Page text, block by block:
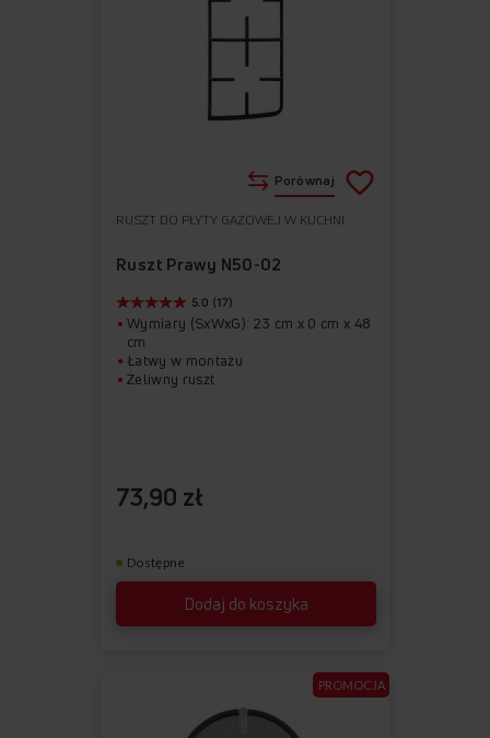
RUSZT DO PŁYTY GAZOWEJ W KUCHNI
Ruszt Prawy N50-02
Dodaj do koszyka
5.0 (17)
Wymiary (SxWxG): 23 cm x 0 cm x 48
cm
Łatwy w montażu
Żeliwny ruszt
73,90 zł
Dostępne
Porównaj
PROMOCJA